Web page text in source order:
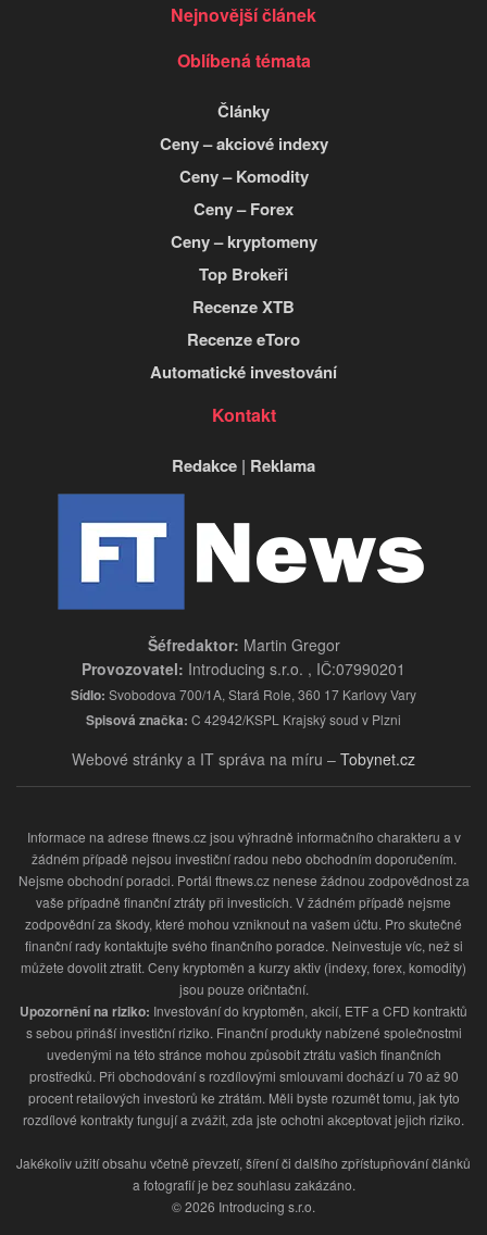
Nejnovější článek
Oblíbená témata
Články
Ceny – akciové indexy
Ceny – Komodity
Ceny – Forex
Ceny – kryptomeny
Top Brokeři
Recenze XTB
Recenze eToro
Automatické investování
Kontakt
Redakce | Reklama
Šéfredaktor: Martin Gregor
Provozovatel: Introducing s.r.o. , IČ:07990201
Sídlo: Svobodova 700/1A, Stará Role, 360 17 Karlovy Vary
Spisová značka: C 42942/KSPL Krajský soud v Plzni
Webové stránky a IT správa na míru – Tobynet.cz
Informace na adrese ftnews.cz jsou výhradně informačního charakteru a v
žádném případě nejsou investiční radou nebo obchodním doporučením.
Nejsme obchodní poradci. Portál ftnews.cz nenese žádnou zodpovědnost za
vaše případně finanční ztráty při investicích. V žádném případě nejsme
zodpovědní za škody, které mohou vzniknout na vašem účtu. Pro skutečné
finanční rady kontaktujte svého finančního poradce. Neinvestuje víc, než si
můžete dovolit ztratit. Ceny kryptoměn a kurzy aktiv (indexy, forex, komodity)
jsou pouze oričntační.
Upozornění na riziko: Investování do kryptoměn, akcií, ETF a CFD kontraktů
s sebou přináší investiční riziko. Finanční produkty nabízené společnostmi
uvedenými na této stránce mohou způsobit ztrátu vašich finančních
prostředků. Při obchodování s rozdílovými smlouvami dochází u 70 až 90
procent retailových investorů ke ztrátám. Měli byste rozumět tomu, jak tyto
rozdílové kontrakty fungují a zvážit, zda jste ochotni akceptovat jejich riziko.
Jakékoliv užití obsahu včetně převzetí, šíření či dalšího zpřístupňování článků
a fotografií je bez souhlasu zakázáno.
© 2026 Introducing s.r.o.